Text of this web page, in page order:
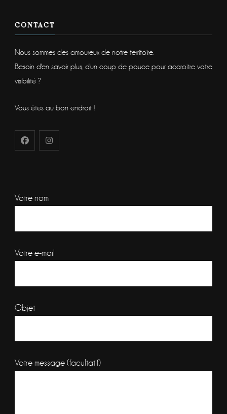
CONTACT
Nous sommes des amoureux de notre territoire.
Besoin d'en savoir plus, d'un coup de pouce pour accroitre votre
visibilité ?
Vous êtes au bon endroit !
Votre nom
Votre e-mail
Objet
Votre message (facultatif)